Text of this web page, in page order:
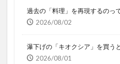
過去の「料理」を再現するのっ
2026/08/02
瀑下げの「キオクシア」を買う
2026/08/01